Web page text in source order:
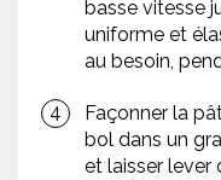
basse vitesse
uniforme et
au besoin,
Façonner la
bol dans un
et laisser lever